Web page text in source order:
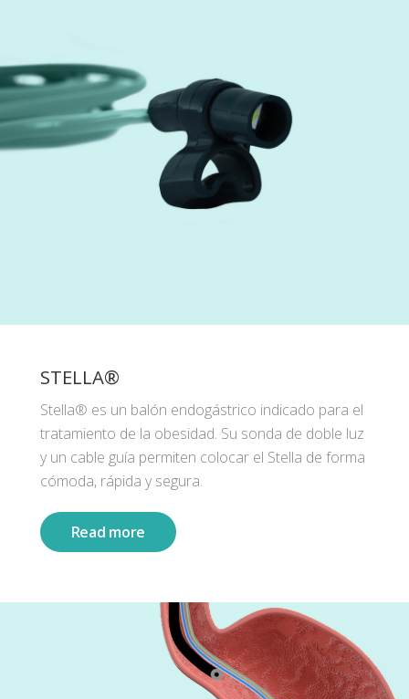
STELLA®
Stella® es un balón endogástrico indicado para el
tratamiento de la obesidad. Su sonda de doble luz
y un cable guía permiten colocar el Stella de forma
cómoda, rápida y segura.
Read more